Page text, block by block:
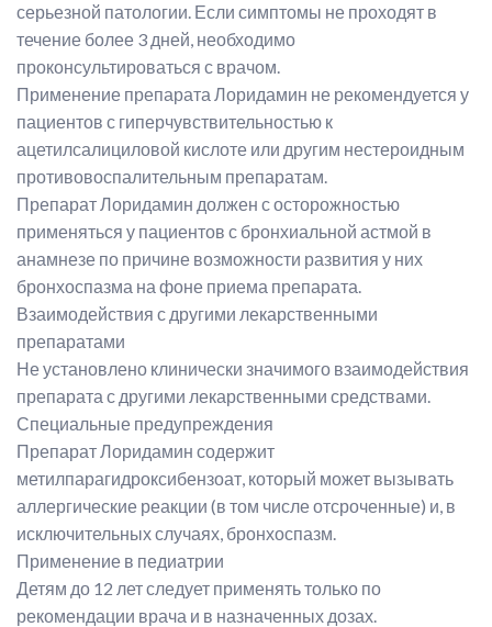
серьезной патологии. Если симптомы не проходят в
течение более 3 дней, необходимо
проконсультироваться с врачом.
Применение препарата Лоридамин не рекомендуется у
пациентов с гиперчувствительностью к
ацетилсалициловой кислоте или другим нестероидным
противовоспалительным препаратам.
Препарат Лоридамин должен с осторожностью
применяться у пациентов с бронхиальной астмой в
анамнезе по причине возможности развития у них
бронхоспазма на фоне приема препарата.
Взаимодействия с другими лекарственными
препаратами
Не установлено клинически значимого взаимодействия
препарата с другими лекарственными средствами.
Специальные предупреждения
Препарат Лоридамин содержит
метилпарагидроксибензоат, который может вызывать
аллергические реакции (в том числе отсроченные) и, в
исключительных случаях, бронхоспазм.
Применение в педиатрии
Детям до 12 лет следует применять только по
рекомендации врача и в назначенных дозах.